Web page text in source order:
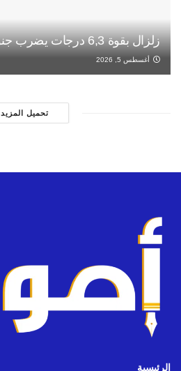
زلزال بقوة 6,3 درجات يضرب جنوب الفيليبين
أغسطس 5, 2026
تحميل المزيد
الرئيسية